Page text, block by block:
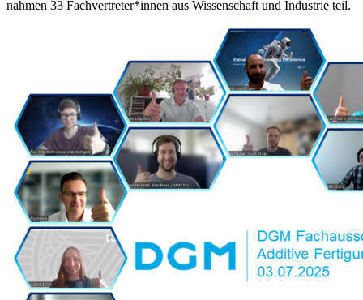
nahmen 33 Fachvertreter*innen aus Wissenschaft und Industrie teil.